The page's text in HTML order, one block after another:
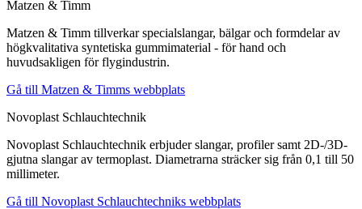
Matzen & Timm
Matzen & Timm tillverkar specialslangar, bälgar och formdelar av
högkvalitativa syntetiska gummimaterial - för hand och
huvudsakligen för flygindustrin.
Gå till Matzen & Timms webbplats
Novoplast Schlauchtechnik
Novoplast Schlauchtechnik erbjuder slangar, profiler samt 2D-/3D-
gjutna slangar av termoplast. Diametrarna sträcker sig från 0,1 till 50
millimeter.
Gå till Novoplast Schlauchtechniks webbplats